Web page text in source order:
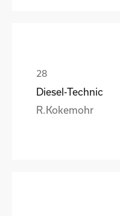
Diesel-Technic
R.Kokemohr